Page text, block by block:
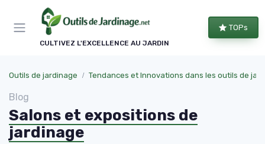
CULTIVEZ L'EXCELLENCE AU JARDIN
TOPs
Outils de jardinage Tendances et Innovations dans les outils de
Blog
Salons et expositions de
jardinage
Panneau de gestion des cookies